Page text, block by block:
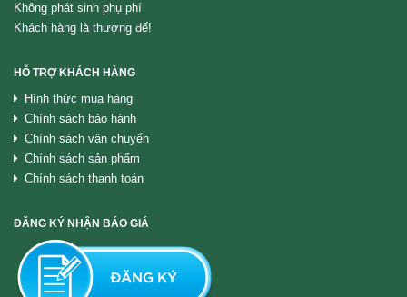
Không phát sinh phụ phí
Khách hàng là thượng đế!
HỖ TRỢ KHÁCH HÀNG
Hình thức mua hàng
Chính sách bảo hành
Chính sách vận chuyển
Chính sách sản phẩm
Chính sách thanh toán
ĐĂNG KÝ NHẬN BÁO GIÁ